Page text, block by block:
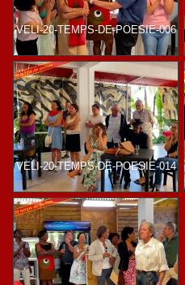
VELI-20-TEMPS-DE-POESIE-006
VELI-20-TEMPS-DE-POESIE-014